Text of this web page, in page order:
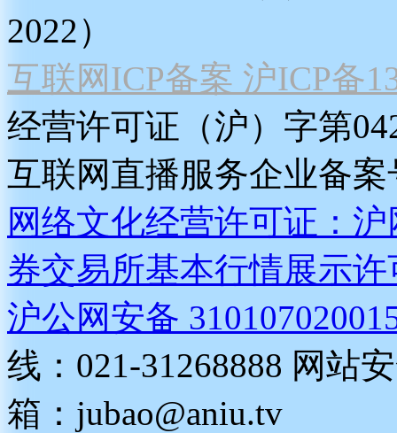
2022）
互联网ICP备案 沪ICP备
经营许可证（沪）字第
互联网直播服务企业备案
网络文化经营许可证：
券交易所基本行情展示许
沪公网安备
线：021-31268888 网站
箱： jubao@aniu.tv